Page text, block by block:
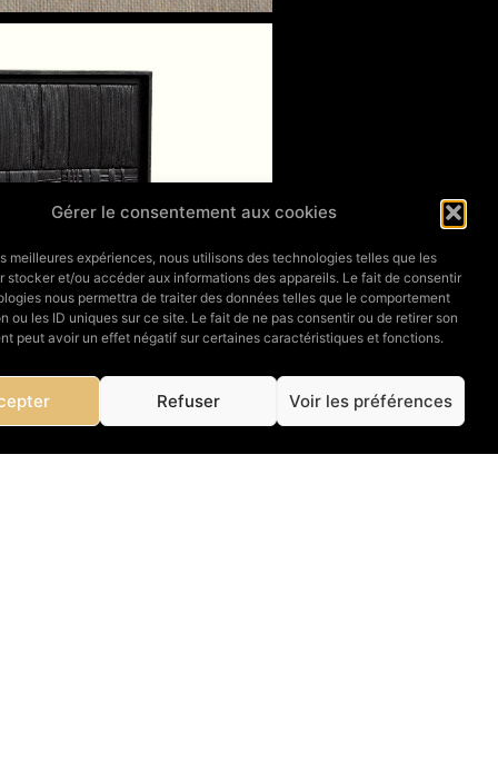
Gérer le consentement aux cookies
meilleures expériences, nous utilisons des technologies telles que les
stocker et/ou accéder aux informations des appareils. Le fait de consentir
nous permettra de traiter des données telles que le comportement
ou les ID uniques sur ce site. Le fait de ne pas consentir ou de retirer son
peut avoir un effet négatif sur certaines caractéristiques et fonctions.
Refuser Voir les préférences